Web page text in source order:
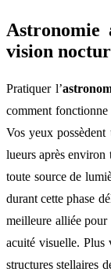
Astronomie
vision
Pratiquer l’
comment
Vos yeux possèdent
lueurs après environ
toute source de
durant cette phase
meilleure alliée pour
acuité visuelle. Plus
structures stellaires